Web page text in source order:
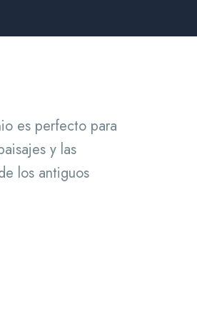
es perfecto para
y las
los antiguos